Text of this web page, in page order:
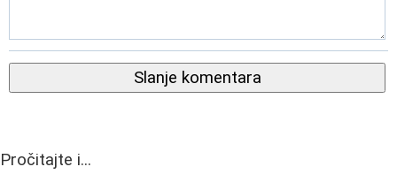
Slanje komentara
Pročitajte i...